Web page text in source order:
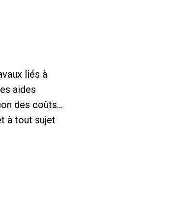
liés à
aides
des coûts...
à tout sujet